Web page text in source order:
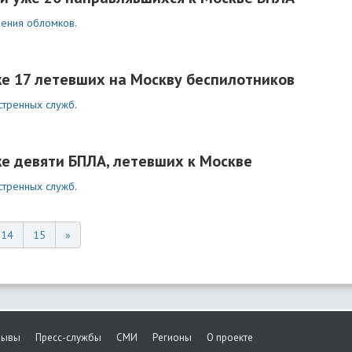
обломков.
17 летевших на Москву беспилотников
служб.
девяти БПЛА, летевших к Москве
служб.
14 15 »
Пресс-службы СМИ Регионы О проекте